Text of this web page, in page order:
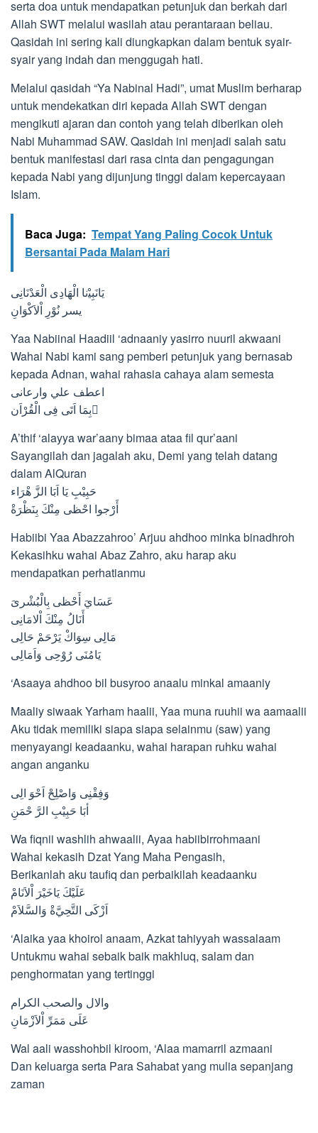
serta doa untuk mendapatkan petunjuk dan berkah dari
Allah SWT melalui wasilah atau perantaraan beliau.
Qasidah ini sering kali diungkapkan dalam bentuk syair-
syair yang indah dan menggugah hati.
Melalui qasidah “Ya Nabinal Hadi”, umat Muslim berharap
untuk mendekatkan diri kepada Allah SWT dengan
mengikuti ajaran dan contoh yang telah diberikan oleh
Nabi Muhammad SAW. Qasidah ini menjadi salah satu
bentuk manifestasi dari rasa cinta dan pengagungan
kepada Nabi yang dijunjung tinggi dalam kepercayaan
Islam.
Baca Juga: Tempat Yang Paling Cocok Untuk
Bersantai Pada Malam Hari
ﻳَﺎﻧَﺒِﻴْنا ﺍﻟْﻬَﺎﺩِﻯ ﺍﻟْﻌَﺪْﻧَﺎﻧِﻰ
يسر ﻧُﻮْﺭِ ﺍْﻻَﻛْﻮَﺍﻥِ
Yaa Nabiinal Haadiil ‘adnaaniy yasirro nuuril akwaani
Wahai Nabi kami sang pemberi petunjuk yang bernasab
kepada Adnan, wahai rahasia cahaya alam semesta
ﺍﻋﻄﻒ ﻋﻠﻲ ﻭﺍﺭﻋﺎﻧﻰ
ﺑِﻤَﺎ ﺍَﺗَﻰ ﻓِﻰ ﺍﻟْﻘُﺮْﺍَﻥ ِ
A’thif ‘alayya war’aany bimaa ataa fil qur’aani
Sayangilah dan jagalah aku, Demi yang telah datang
dalam AlQuran
ﺣَﺒِﻴْﺐِ ﻳَﺎ ﺍَﺑَﺎ ﺍﻟﺰَّ ﻫْﺮَﺍﺀ
ﺃَﺭْجوﺍ ﺍﺣْﻈﻰ ﻣِﻨْﻚَ ﺑِﻨَﻈْﺮَﺓْ
Habiibi Yaa Abazzahroo’ Arjuu ahdhoo minka binadhroh
Kekasihku wahai Abaz Zahro, aku harap aku
mendapatkan perhatianmu
ﻋَﺴَﺎﻱَ ﺃَﺣْﻈﻰ ﺑِﺎﻟْﺒُﺸْﺮﻯَ
ﺃَﻧَﺎﻝُ ﻣِﻨْﻚَ ﺍْﻻﻣَﺎﻧِﻰ
ﻣَﺎﻟِﻰ ﺳِﻮَﺍﻙْ ﻳَﺮْﺣَﻢْ ﺣَﺎﻟِﻰ
ﻳَﺎﻣُﻨَﻰ ﺭُﻭْﺣِﻰ ﻭَﺍَﻣَﺎﻟِﻰ
‘Asaaya ahdhoo bil busyroo anaalu minkal amaaniy
Maaliy siwaak Yarham haalii, Yaa muna ruuhii wa aamaalii
Aku tidak memiliki siapa siapa selainmu (saw) yang
menyayangi keadaanku, wahai harapan ruhku wahai
angan anganku
ﻭَﻓِﻘْﻨِﻰ ﻭَﺍﺻْﻠِﺢْ ﺍَﺣْﻮَ ﺍﻟِﻰ
ﺃﺑَﺎ ﺣَﺒِﻴْﺐِ ﺍﻟﺮَّ ﺣْﻤَﻦِ
Wa fiqnii washlih ahwaalii, Ayaa habiibirrohmaani
Wahai kekasih Dzat Yang Maha Pengasih,
Berikanlah aku taufiq dan perbaikilah keadaanku
ﻋَﻠَﻴْﻚَ ﻳَﺎﺧَﻴْﺮَ ﺍْﻻَﻧَﺎﻡْ
ﺍَﺯْﻛَﻰ ﺍﻟﺘَّﺤِﻲَّﺓْ ﻭَﺍﻟﺴَّﻼَﻡْ
‘Alaika yaa khoirol anaam, Azkat tahiyyah wassalaam
Untukmu wahai sebaik baik makhluq, salam dan
penghormatan yang tertinggi
ﻭﺍﻻﻝ ﻭﺍﻟﺼﺤﺐ ﺍﻟﻜﺮﺍﻡ
ﻋَﻠَﻰ ﻣَﻤَﺮِّ ﺍْﻻَﺯْﻣَﺎﻥِ
Wal aali wasshohbil kiroom, ‘Alaa mamarril azmaani
Dan keluarga serta Para Sahabat yang mulia sepanjang
zaman